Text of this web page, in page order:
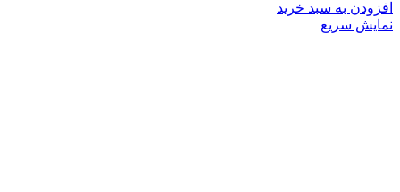
افزودن به سبد خرید
نمایش سریع